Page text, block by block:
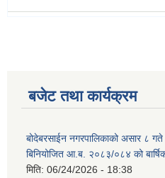
बजेट तथा कार्यक्रम
बोदेबरसाईन नगरपालिकाको असार ८
बिनियोजित आ.ब. २०८३/०८४ को
मिति: 06/24/2026 - 18:38